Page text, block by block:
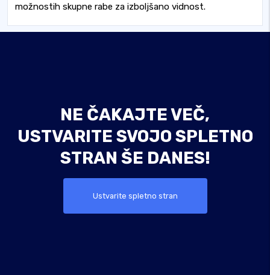
možnostih skupne rabe za izboljšano vidnost.
NE ČAKAJTE VEČ,
USTVARITE SVOJO SPLETNO
STRAN ŠE DANES!
Ustvarite spletno stran